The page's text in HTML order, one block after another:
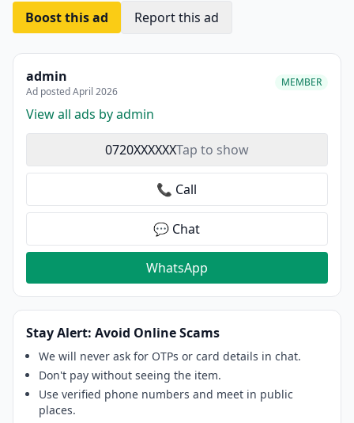
Boost this ad Report this ad
admin
Ad posted April 2026
MEMBER
View all ads by admin
0720XXXXXXTap to show
📞 Call
💬 Chat
WhatsApp
Stay Alert: Avoid Online Scams
We will never ask for OTPs or card details in chat.
Don't pay without seeing the item.
Use verified phone numbers and meet in public
places.